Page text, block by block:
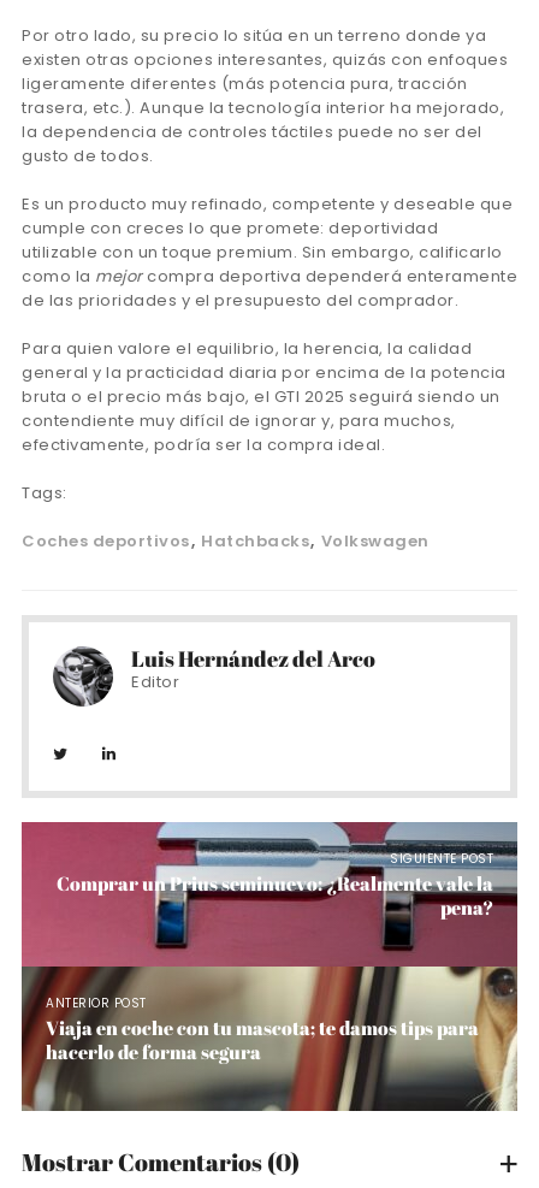
Por otro lado, su precio lo sitúa en un terreno donde ya
existen otras opciones interesantes, quizás con enfoques
ligeramente diferentes (más potencia pura, tracción
trasera, etc.). Aunque la tecnología interior ha mejorado,
la dependencia de controles táctiles puede no ser del
gusto de todos.
Es un producto muy refinado, competente y deseable que
cumple con creces lo que promete: deportividad
utilizable con un toque premium. Sin embargo, calificarlo
como la mejorcompra deportiva dependerá enteramente
de las prioridades y el presupuesto del comprador.
Para quien valore el equilibrio, la herencia, la calidad
general y la practicidad diaria por encima de la potencia
bruta o el precio más bajo, el GTI 2025 seguirá siendo un
contendiente muy difícil de ignorar y, para muchos,
efectivamente, podría ser la compra ideal.
Tags:
Coches deportivos Hatchbacks Volkswagen
Luis Hernández del Arco
Editor
SIGUIENTE POST
Comprar un Prius seminuevo: ¿Realmente vale la
pena?
ANTERIOR POST
Viaja en coche con tu mascota; te damos tips para
hacerlo de forma segura
Mostrar Comentarios(0)